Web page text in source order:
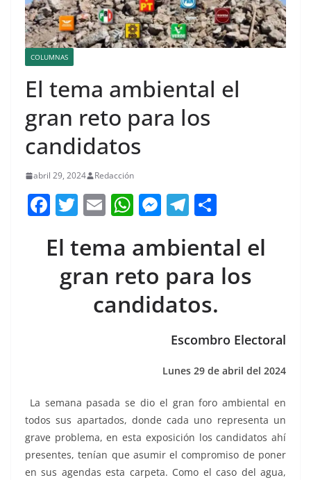
COLUMNAS
El tema ambiental el
gran reto para los
candidatos
abril 29, 2024 Redacción
F
c
e
b
T
itt
er
E
ai
l
W
at
s
A
p
M
ss
e
n
g
er
T
e
gr
a
m
m
p
ar
tir
El tema ambiental el
gran reto para los
candidatos.
Escombro Electoral
Lunes 29 de abril del 2024
La semana pasada se dio el gran foro ambiental en
todos sus apartados, donde cada uno representa un
grave problema, en esta exposición los candidatos ahí
presentes, tenían que asumir el compromiso de poner
en sus agendas esta carpeta. Como el caso del agua,